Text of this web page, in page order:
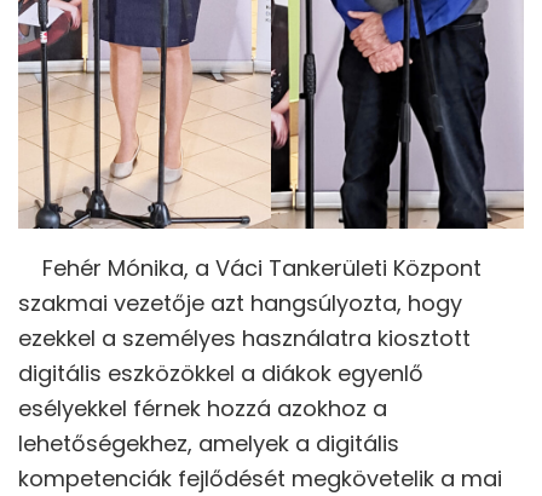
Fehér Mónika, a Váci Tankerületi Központ
szakmai vezetője azt hangsúlyozta, hogy
ezekkel a személyes használatra kiosztott
digitális eszközökkel a diákok egyenlő
esélyekkel férnek hozzá azokhoz a
lehetőségekhez, amelyek a digitális
kompetenciák fejlődését megkövetelik a mai